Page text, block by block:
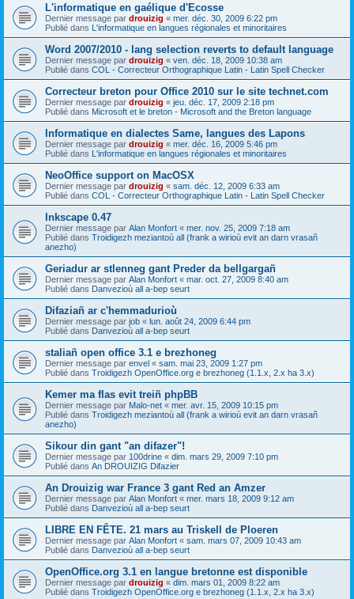
L'informatique en gaélique d'Ecosse
Dernier message par drouizig « mer. déc. 30, 2009 6:22 pm
Publié dans L'informatique en langues régionales et minoritaires
Word 2007/2010 - lang selection reverts to default language
Dernier message par drouizig « ven. déc. 18, 2009 10:38 am
Publié dans COL - Correcteur Orthographique Latin - Latin Spell Checker
Correcteur breton pour Office 2010 sur le site technet.com
Dernier message par drouizig « jeu. déc. 17, 2009 2:18 pm
Publié dans Microsoft et le breton - Microsoft and the Breton language
Informatique en dialectes Same, langues des Lapons
Dernier message par drouizig « mer. déc. 16, 2009 5:46 pm
Publié dans L'informatique en langues régionales et minoritaires
NeoOffice support on MacOSX
Dernier message par drouizig « sam. déc. 12, 2009 6:33 am
Publié dans COL - Correcteur Orthographique Latin - Latin Spell Checker
Inkscape 0.47
Dernier message par Alan Monfort « mer. nov. 25, 2009 7:18 am
Publié dans Troidigezh meziantoù all (frank a wirioù evit an darn vrasañ
anezho)
Geriadur ar stlenneg gant Preder da bellgargañ
Dernier message par Alan Monfort « mar. oct. 27, 2009 8:40 am
Publié dans Danvezioù all a-bep seurt
Difaziañ ar c'hemmadurioù
Dernier message par job « lun. août 24, 2009 6:44 pm
Publié dans Danvezioù all a-bep seurt
staliañ open office 3.1 e brezhoneg
Dernier message par envel « sam. mai 23, 2009 1:27 pm
Publié dans Troidigezh OpenOffice.org e brezhoneg (1.1.x, 2.x ha 3.x)
Kemer ma flas evit treiñ phpBB
Dernier message par Malo-net « mer. avr. 15, 2009 10:15 pm
Publié dans Troidigezh meziantoù all (frank a wirioù evit an darn vrasañ
anezho)
Sikour din gant "an difazer"!
Dernier message par 100drine « dim. mars 29, 2009 7:10 pm
Publié dans An DROUIZIG Difazier
An Drouizig war France 3 gant Red an Amzer
Dernier message par Alan Monfort « mer. mars 18, 2009 9:12 am
Publié dans Danvezioù all a-bep seurt
LIBRE EN FÊTE. 21 mars au Triskell de Ploeren
Dernier message par Alan Monfort « sam. mars 07, 2009 10:43 am
Publié dans Danvezioù all a-bep seurt
OpenOffice.org 3.1 en langue bretonne est disponible
Dernier message par drouizig « dim. mars 01, 2009 8:22 am
Publié dans Troidigezh OpenOffice.org e brezhoneg (1.1.x, 2.x ha 3.x)